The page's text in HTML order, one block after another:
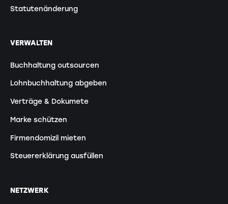
Statutenänderung
VERWALTEN
Buchhaltung outsourcen
Lohnbuchhaltung abgeben
Verträge & Dokumete
Marke schützen
Firmendomizil mieten
Steuererklärung ausfüllen
NETZWERK